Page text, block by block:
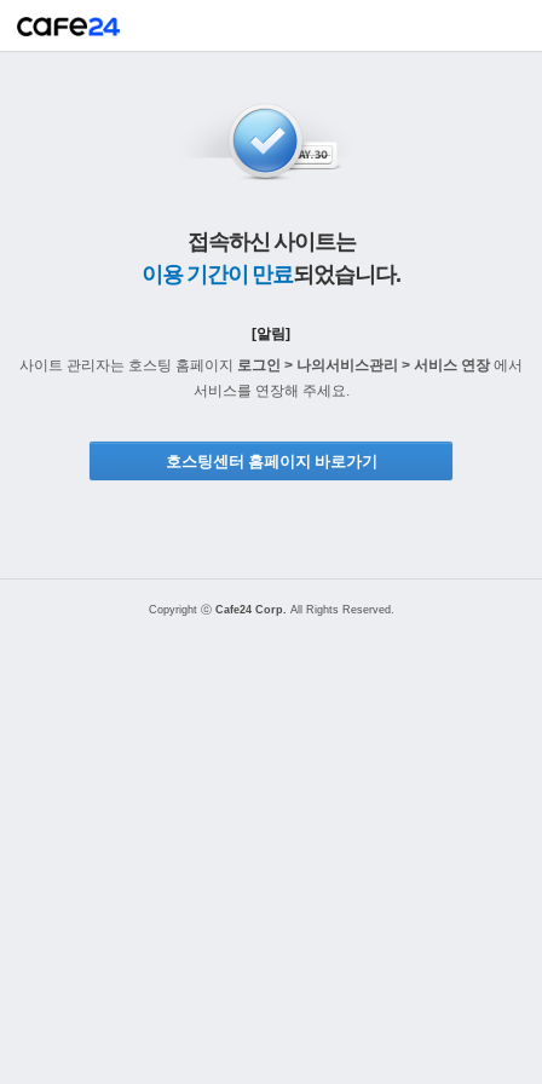
접속하신 사이트는
이용 기간이 만료되었습니다.
[알림]
사이트 관리자는 호스팅 홈페이지 로그인 > 나의서비스관리 > 서비스 연장에서
서비스를 연장해 주세요.
호스팅센터 홈페이지 바로가기
Copyright ⓒ Cafe24 Corp. All Rights Reserved.